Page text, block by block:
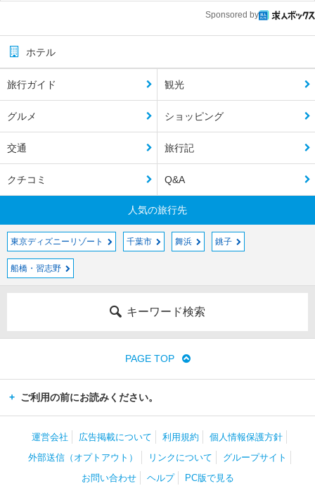
Sponsored by
ホテル
旅行ガイド 観光
グルメ ショッピング
交通 旅行記
クチコミ Q&A
人気の旅行先
東京ディズニーリゾート 千葉市 舞浜 銚子
船橋・習志野
キーワード検索
PAGE TOP
ご利用の前にお読みください。
運営会社 広告掲載について 利用規約
個人情報保護方針
外部送信（オプトアウト）
リンクについて
グループサイト
お問い合わせ
ヘルプ PC版で見る